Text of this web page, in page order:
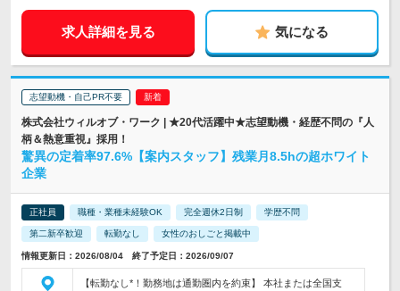
求人詳細を見る 気になる
志望動機・自己PR不要
株式会社ウィルオブ・ワーク | ★20代活躍中★志望動機・経歴不問の『人
柄＆熱意重視』採用！
驚異の定着率97.6%【案内スタッフ】残業月8.5hの超ホワイト
企業
正社員 職種・業種未経験OK 完全週休2日制 学歴不問
第二新卒歓迎 転勤なし 女性のおしごと掲載中
情報更新日：2026/08/04 終了予定日：2026/09/07
【転勤なし*！勤務地は通勤圏内を約束】 本社または全国支